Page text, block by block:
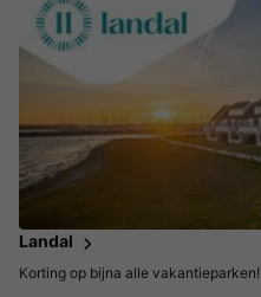
Landal
Korting op bijna alle vakantieparken!